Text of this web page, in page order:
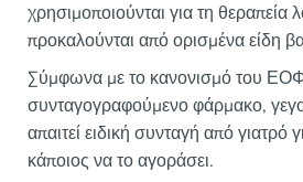
χρησιμοποιούνται για τη θεραπεία
προκαλούνται από ορισμένα είδη
Σύμφωνα με το κανονισμό του
συνταγογραφούμενο φάρμακο,
απαιτεί ειδική συνταγή από γιατρό
κάποιος να το αγοράσει.